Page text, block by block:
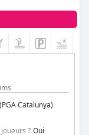
Catalunya)
? Oui